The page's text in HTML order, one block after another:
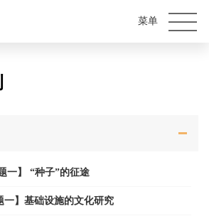
一】 “种子”的征途
一】基础设施的文化研究